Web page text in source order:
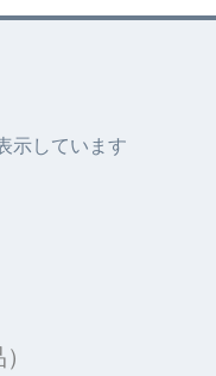
示しています